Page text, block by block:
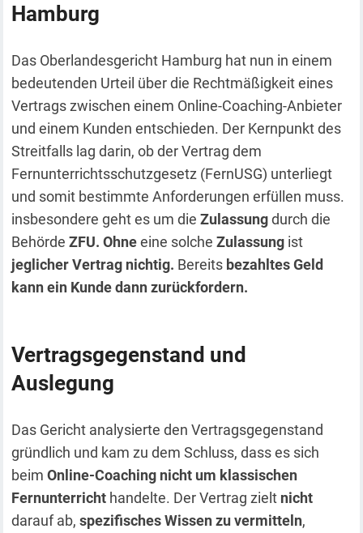
Hamburg
Das Oberlandesgericht Hamburg hat nun in einem
bedeutenden Urteil über die Rechtmäßigkeit eines
Vertrags zwischen einem Online-Coaching-Anbieter
und einem Kunden entschieden. Der Kernpunkt des
Streitfalls lag darin, ob der Vertrag dem
Fernunterrichtsschutzgesetz (FernUSG) unterliegt
und somit bestimmte Anforderungen erfüllen muss.
insbesondere geht es um dieZulassungdurch die
BehördeZFU. Ohneeine solcheZulassung ist
jeglicher Vertrag nichtig. Bereits bezahltes Geld
kann ein Kunde dann zurückfordern.
Vertragsgegenstand und
Auslegung
Das Gericht analysierte den Vertragsgegenstand
gründlich und kam zu dem Schluss, dass es sich
beimOnline-Coaching nicht um klassischen
Fernunterricht handelte. Der Vertrag zielt nicht
darauf ab,spezifisches Wissen zu vermitteln,